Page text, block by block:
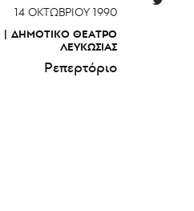
14 ΟΚΤΩΒΡΊΟΥ 1990
ΔΗΜΟΤΙΚΌ ΘΈΑΤΡΟ
ΛΕΥΚΩΣΊΑΣ
Ρεπερτόριο